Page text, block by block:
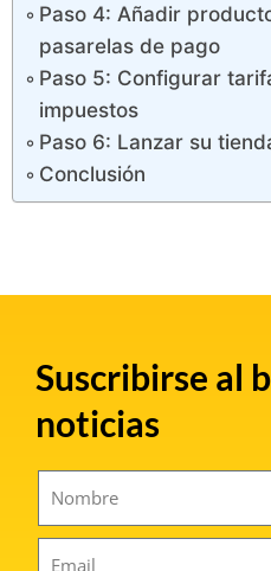
Paso 4: Añadir
pasarelas de pago
Paso 5: Configurar
impuestos
Paso 6: Lanzar su
Conclusión
Suscribirse al
noticias